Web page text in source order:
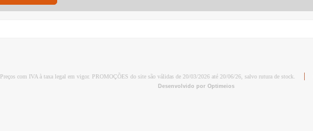
Preços com IVA à taxa legal em vigor. PROMOÇÕES do site são válidas de 20/03/2026 até 20/06/26, salvo rutura de stock.
Desenvolvido por Optimeios